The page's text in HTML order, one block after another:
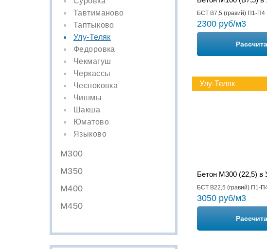
Тавтиманово
Таптыково
Улу-Теляк
Федоровка
Чекмагуш
Черкассы
Чесноковка
Чишмы
Шакша
Юматово
Языково
М300
М350
М400
М450
БСТ В7,5 (гравий) П1-П4
2300 руб/м3
Улу-Теляк
Бетон М300 (22,5) в
БСТ В22,5 (гравий) П1-
3050 руб/м3